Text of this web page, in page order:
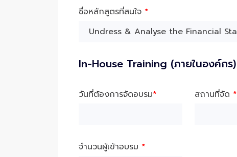
ชื่อหลักสูตรที่สนใจ *
In-House Training (ภายในองค์กร)
วันที่ต้องการจัดอบรม* สถานที่จัด *
จำนวนผู้เข้าอบรม *